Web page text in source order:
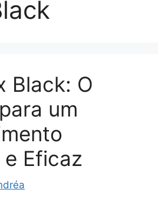
Black: O
um
e Eficaz